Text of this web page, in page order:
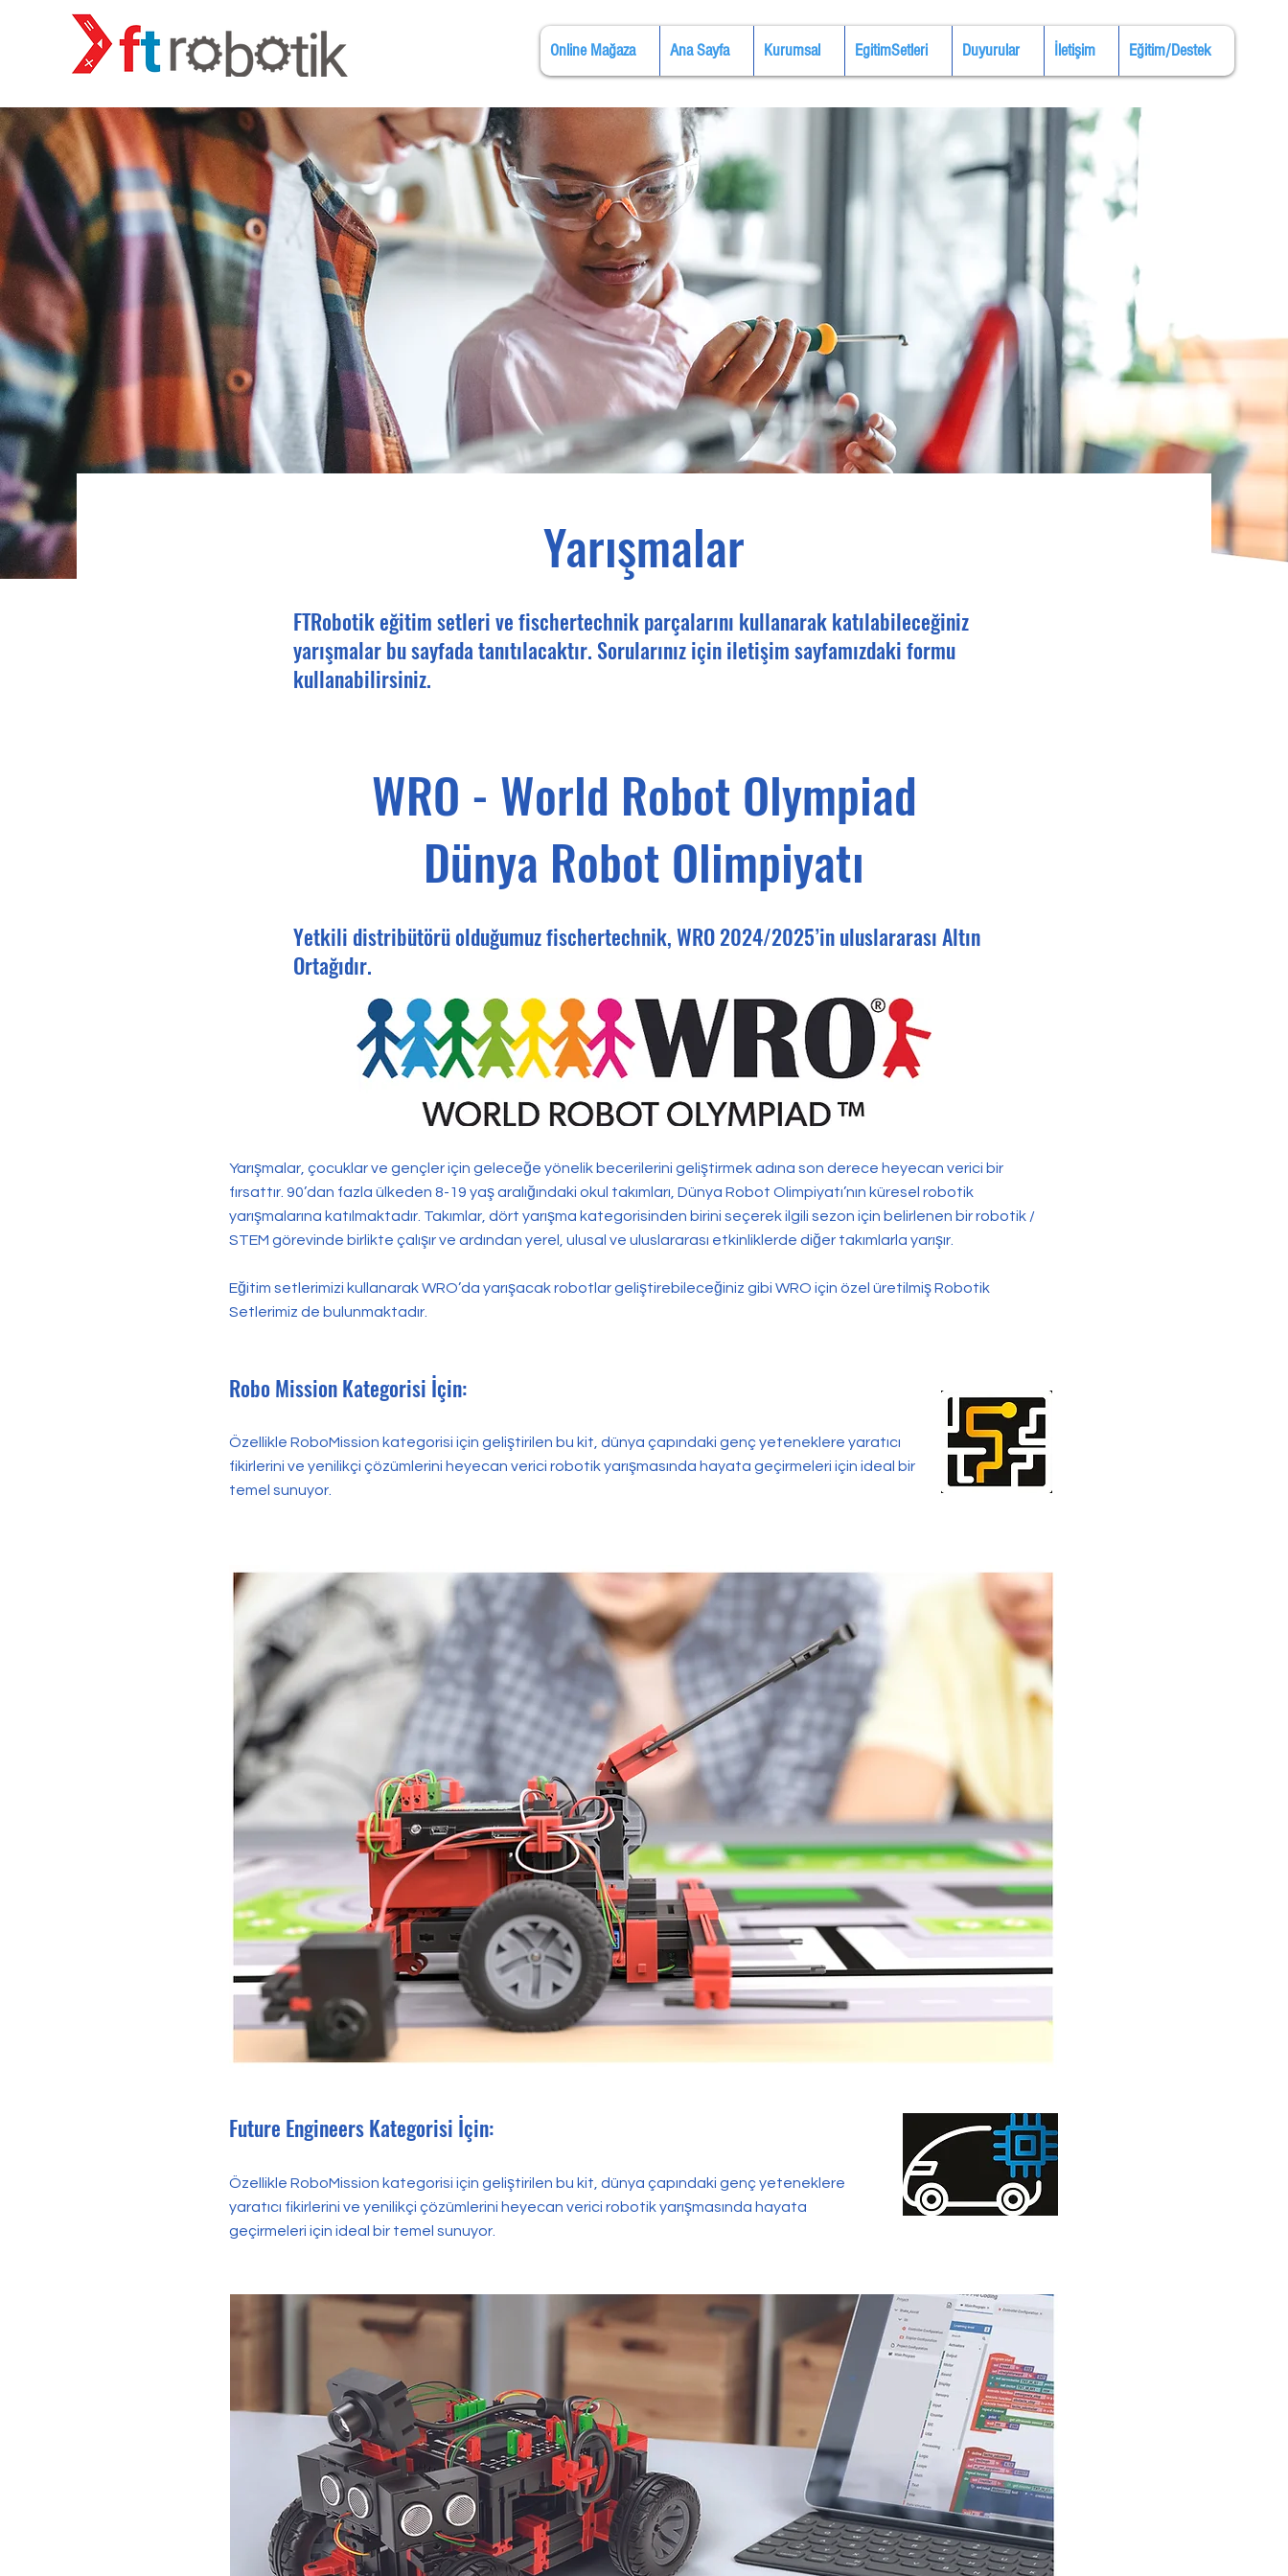
Online Mağaza Ana Sayfa Kurumsal EgitimSetleri Duyurular İletişim Eğitim/Destek
Yarışmalar
FTRobotik eğitim setleri ve fischertechnik parçalarını kullanarak katılabileceğiniz
yarışmalar bu sayfada tanıtılacaktır. Sorularınız için iletişim sayfamızdaki formu
kullanabilirsiniz.
WRO - World Robot Olympiad
Dünya Robot Olimpiyatı
Yetkili distribütörü olduğumuz fischertechnik, WRO 2024/2025’in uluslararası Altın
Ortağıdır.
Yarışmalar, çocuklar ve gençler için geleceğe yönelik becerilerini geliştirmek adına son derece heyecan verici bir
fırsattır. 90’dan fazla ülkeden 8-19 yaş aralığındaki okul takımları, Dünya Robot Olimpiyatı’nın küresel robotik
yarışmalarına katılmaktadır. Takımlar, dört yarışma kategorisinden birini seçerek ilgili sezon için belirlenen bir robotik /
STEM görevinde birlikte çalışır ve ardından yerel, ulusal ve uluslararası etkinliklerde diğer takımlarla yarışır.
Eğitim setlerimizi kullanarak WRO’da yarışacak robotlar geliştirebileceğiniz gibi WRO için özel üretilmiş Robotik
Setlerimiz de bulunmaktadır.
Robo Mission Kategorisi İçin:
Özellikle RoboMission kategorisi için geliştirilen bu kit, dünya çapındaki genç yeteneklere yaratıcı
fikirlerini ve yenilikçi çözümlerini heyecan verici robotik yarışmasında hayata geçirmeleri için ideal bir
temel sunuyor.
Future Engineers Kategorisi İçin:
Özellikle RoboMission kategorisi için geliştirilen bu kit, dünya çapındaki genç yeteneklere
yaratıcı fikirlerini ve yenilikçi çözümlerini heyecan verici robotik yarışmasında hayata
geçirmeleri için ideal bir temel sunuyor.